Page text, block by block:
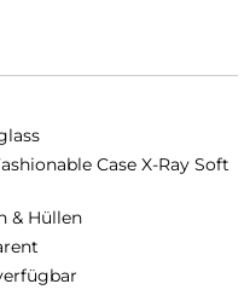
Case X-Ray Soft
& Hüllen